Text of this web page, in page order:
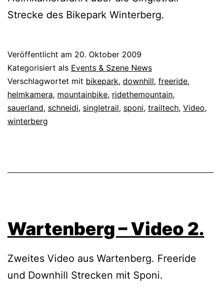
Strecke des Bikepark Winterberg.
Veröffentlicht am 20. Oktober 2009
Kategorisiert als Events & Szene News
Verschlagwortet mit bikepark, downhill, freeride,
helmkamera, mountainbike, ridethemountain,
sauerland, schneidi, singletrail, sponi, trailtech, Video,
winterberg
Wartenberg – Video 2.
Zweites Video aus Wartenberg. Freeride
und Downhill Strecken mit Sponi.